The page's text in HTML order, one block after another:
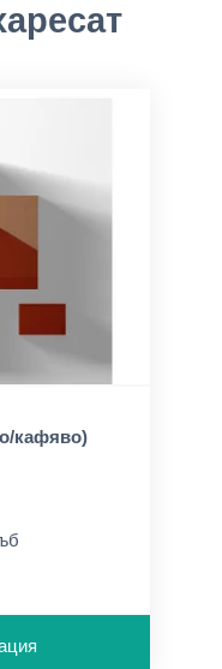
кафяво)